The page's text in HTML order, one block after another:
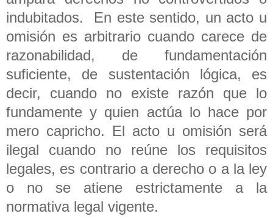
indubitados. En este sentido, un acto u
omisión es arbitrario cuando carece de
razonabilidad, de fundamentación
suficiente, de sustentación lógica, es
decir, cuando no existe razón que lo
fundamente y quien actúa lo hace por
mero capricho. El acto u omisión será
ilegal cuando no reúne los requisitos
legales, es contrario a derecho o a la ley
o no se atiene estrictamente a la
normativa legal vigente.